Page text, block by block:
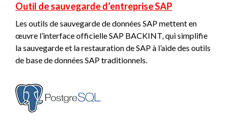
Outil de sauvegarde d’entreprise SAP
Les outils de sauvegarde de données SAP mettent en
œuvre l’interface officielle SAP BACKINT, qui simplifie
la sauvegarde et la restauration de SAP à l’aide des outils
de base de données SAP traditionnels.